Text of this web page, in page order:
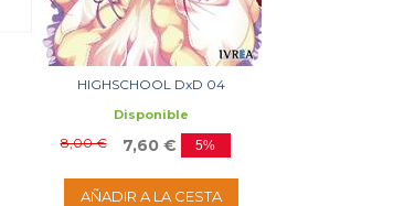
HIGHSCHOOL DxD 04
Disponible
8,00 € 7,60 € 5%
AÑADIR A LA CESTA